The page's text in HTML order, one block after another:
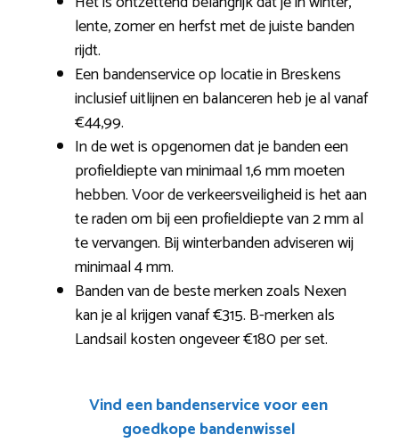
lente, zomer en herfst met de juiste banden
rijdt.
Een bandenservice op locatie in Breskens
inclusief uitlijnen en balanceren heb je al vanaf
€44,99.
In de wet is opgenomen dat je banden een
profieldiepte van minimaal 1,6 mm moeten
hebben. Voor de verkeersveiligheid is het aan
te raden om bij een profieldiepte van 2 mm al
te vervangen. Bij winterbanden adviseren wij
minimaal 4 mm.
Banden van de beste merken zoals Nexen
kan je al krijgen vanaf €315. B-merken als
Landsail kosten ongeveer €180 per set.
Vind een bandenservice voor een
goedkope bandenwissel